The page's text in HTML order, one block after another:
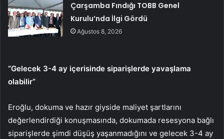
Çarşamba Fındığı TOBB Genel
Kurulu’nda İlgi Gördü
Ağustos 8, 2026
“Gelecek 3-4 ay içerisinde siparişlerde yavaşlama
olabilir”
Eroğlu, dokuma ve hazır giyside maliyet şartlarını
değerlendirdiği konuşmasında, dokumada resesyona bağlı
siparişlerde şimdi düşüş yaşanmadığını ve gelecek 3-4 ay